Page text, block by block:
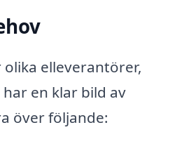
elleverantörer,
en klar bild av
över följande: